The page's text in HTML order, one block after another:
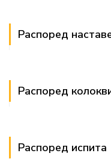
Распоред
Распоред
Распоред испита